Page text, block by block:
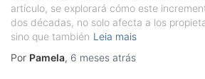
artículo, se explorará cómo este
dos décadas, no solo afecta a los
sino que también Leia mais
Por Pamela, 6 meses atrás